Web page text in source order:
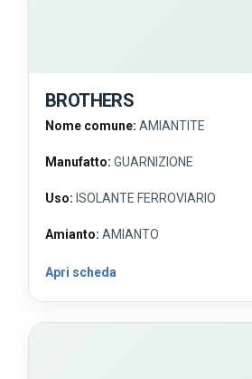
BROTHERS
Nome comune: AMIANTITE
Manufatto: GUARNIZIONE
Uso: ISOLANTE FERROVIARIO
Amianto: AMIANTO
Apri scheda